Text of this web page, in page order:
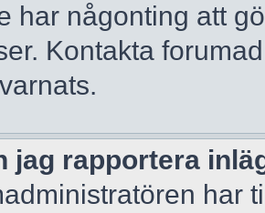
har någonting att
Kontakta
jag rapportera
har